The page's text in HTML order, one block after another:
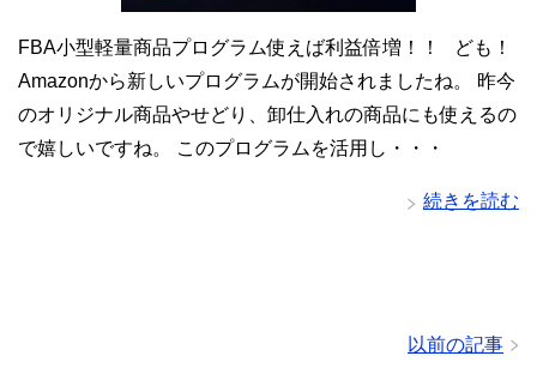
FBA小型軽量商品プログラム使えば利益倍増！！ ども！
Amazonから新しいプログラムが開始されましたね。 昨今
のオリジナル商品やせどり、卸仕入れの商品にも使えるの
で嬉しいですね。 このプログラムを活用し・・・
続きを読む
以前の記事